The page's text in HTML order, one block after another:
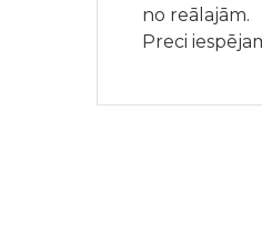
no reālajām.
Preci